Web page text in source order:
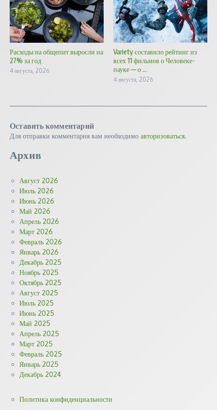
Расходы на общепит выросли на
27% за год
4 августа, 2026
Variety составило рейтинг из
всех 11 фильмов о Человеке-
пауке — о ...
4 августа, 2026
Оставить комментарий
Для отправки комментария вам необходимо авторизоваться.
Архив
Август 2026
Июль 2026
Июнь 2026
Май 2026
Апрель 2026
Март 2026
Февраль 2026
Январь 2026
Декабрь 2025
Ноябрь 2025
Октябрь 2025
Август 2025
Июль 2025
Июнь 2025
Май 2025
Апрель 2025
Март 2025
Февраль 2025
Январь 2025
Декабрь 2024
Политика конфиденциальности